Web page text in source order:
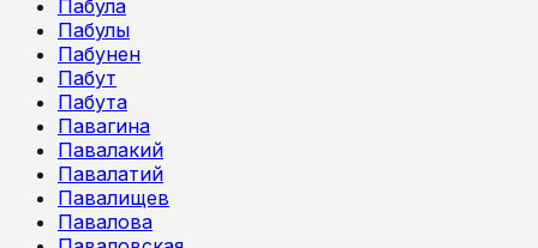
Пабула
Пабулы
Пабунен
Пабут
Пабута
Павагина
Павалакий
Павалатий
Павалищев
Павалова